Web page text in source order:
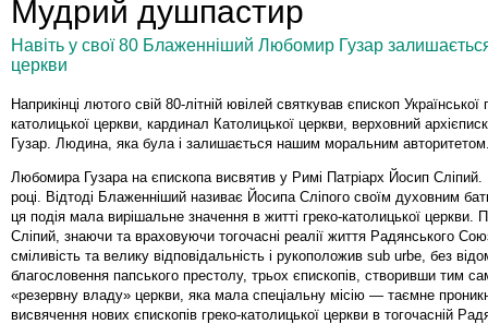
Мудрий душпастир
Навіть у свої 80 Блаженніший Любомир Гузар
церкви
Наприкінці лютого свій 80-літній ювілей святкував єпископ Української
католицької церкви, кардинал Католицької церкви, верховний
Гузар. Людина, яка була і залишається нашим моральним
Любомира Гузара на єпископа висвятив у Римі Патріарх Йосип
році. Відтоді Блаженніший називає Йосипа Сліпого своїм духовним
ця подія мала вирішальне значення в житті греко-католицької церкви.
Сліпий, знаючи та враховуючи тогочасні реалії життя Радянського
сміливість та велику відповідальність і рукоположив sub urbe, без
благословення папського престолу, трьох єпископів, створивши тим
«резервну владу» церкви, яка мала спеціальну місію — таємне
висвячення нових єпископів греко-католицької церкви в тогочасній